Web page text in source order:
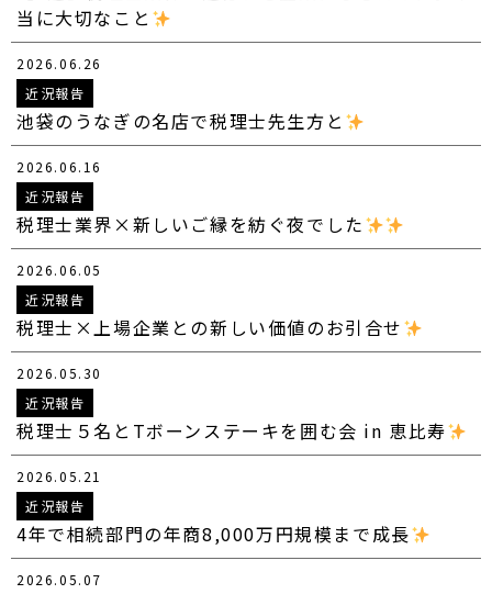
当に大切なこと
2026.06.26
近況報告
池袋のうなぎの名店で税理士先生方と
2026.06.16
近況報告
税理士業界×新しいご縁を紡ぐ夜でした
2026.06.05
近況報告
税理士×上場企業との新しい価値のお引合せ
2026.05.30
近況報告
税理士５名とTボーンステーキを囲む会 in 恵比寿
2026.05.21
近況報告
4年で相続部門の年商8,000万円規模まで成長
2026.05.07